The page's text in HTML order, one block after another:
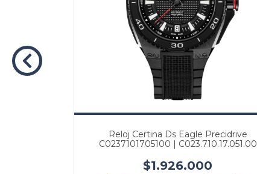
Reloj Certina Ds Eagle Precidrive
C0237101705100 | C023.710.17.051.00
$1.926.000